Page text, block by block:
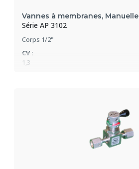
Vannes à membranes, Manuelle
Série AP 3102
Corps 1/2"
CV :
1,3